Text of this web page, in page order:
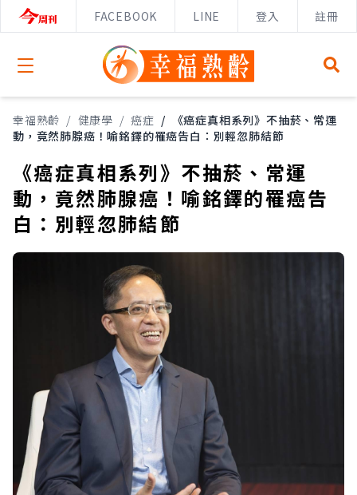
FACEBOOK LINE 登入 註冊
Open menu
幸福熟齡 / 健康學 / 癌症 /
《癌症真相系列》不抽菸、常運
動，竟然肺腺癌！喻銘鐸的罹癌告白：別輕忽肺結節
《癌症真相系列》不抽菸、常運
動，竟然肺腺癌！喻銘鐸的罹癌告
白：別輕忽肺結節